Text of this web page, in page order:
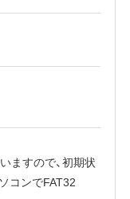
ますので、初期状
コンでFAT32